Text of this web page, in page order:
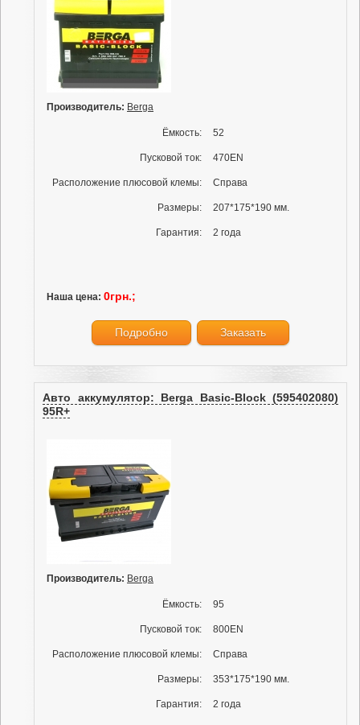
Производитель: Berga
Ёмкость: 52
Пусковой ток: 470EN
Расположение плюсовой клемы: Справа
Размеры: 207*175*190 мм.
Гарантия: 2 года
Наша цена: 0грн.;
Подробно Заказать
Авто аккумулятор: Berga Basic-Block (595402080)
95R+
Производитель: Berga
Ёмкость: 95
Пусковой ток: 800EN
Расположение плюсовой клемы: Справа
Размеры: 353*175*190 мм.
Гарантия: 2 года